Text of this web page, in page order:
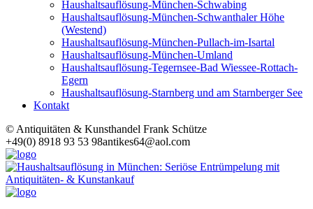
Haushaltsauflösung-München-Schwabing
Haushaltsauflösung-München-Schwanthaler Höhe
(Westend)
Haushaltsauflösung-München-Pullach-im-Isartal
Haushaltsauflösung-München-Umland
Haushaltsauflösung-Tegernsee-Bad Wiessee-Rottach-
Egern
Haushaltsauflösung-Starnberg und am Starnberger See
Kontakt
© Antiquitäten & Kunsthandel Frank Schütze
+49(0) 8918 93 53 98antikes64@aol.com